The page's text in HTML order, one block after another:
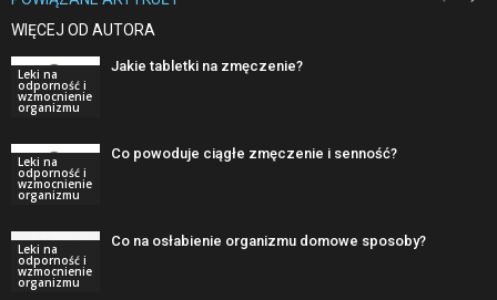
WIĘCEJ OD AUTORA
Leki na
odporność i
wzmocnienie
organizmu
Jakie tabletki na zmęczenie?
Leki na
odporność i
wzmocnienie
organizmu
Co powoduje ciągłe zmęczenie i senność?
Leki na
odporność i
wzmocnienie
organizmu
Co na osłabienie organizmu domowe sposoby?